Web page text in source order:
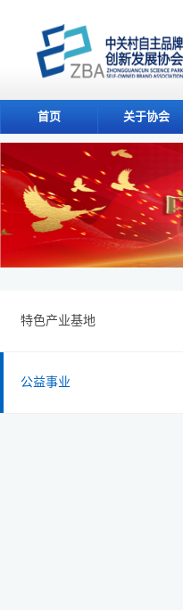
首页 关于协会
特色产业基地
公益事业